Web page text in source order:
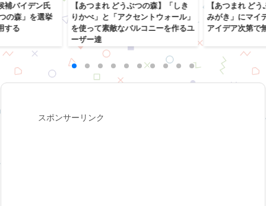
補バイデン氏
の森」を選挙
する
【あつまれ どうぶつの森】「しき
りかべ」と「アクセントウォール」
を使って素敵なバルコニーを作るユ
ーザー達
【あつまれ ど
みがき」にマイ
アイデア次第で
スポンサーリンク